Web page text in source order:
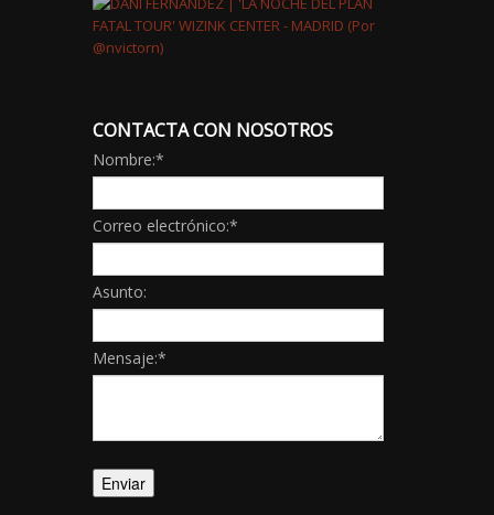
CONTACTA CON NOSOTROS
Nombre:*
Correo electrónico:*
Asunto:
Mensaje:*